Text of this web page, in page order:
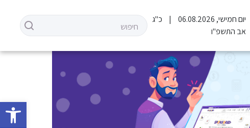
פתח
יום חמישי, 06.08.2026
כ"ג
אב התשפ"ו